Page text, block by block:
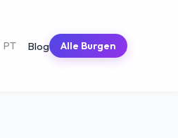
PT Blog Alle Burgen